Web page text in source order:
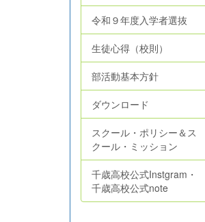
令和９年度入学者選抜
生徒心得（校則）
部活動基本方針
ダウンロード
スクール・ポリシー＆ス
クール・ミッション
千歳高校公式Instgram・
千歳高校公式note